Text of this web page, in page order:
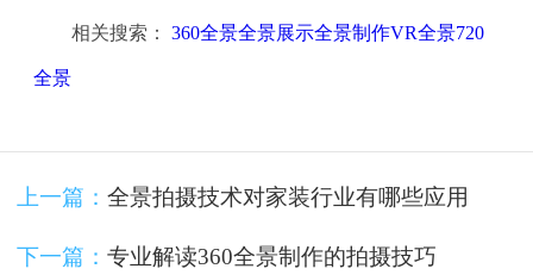
相关搜索： 360全景全景展示全景制作VR全景720
全景
上一篇： 全景拍摄技术对家装行业有哪些应用
下一篇： 专业解读360全景制作的拍摄技巧